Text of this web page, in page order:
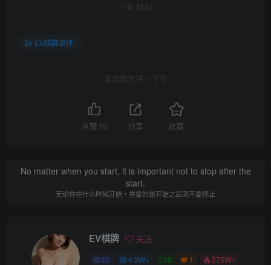
THE END
EV棋牌测评
喜欢就支持一下吧
点赞 15 分享 收藏
No matter when you start, it is important not to stop after the
start.
无论你在什么时候开始，重要的是开始之后就不要停止
EV棋牌 关注
20 4.3W+ 0 1 275W+